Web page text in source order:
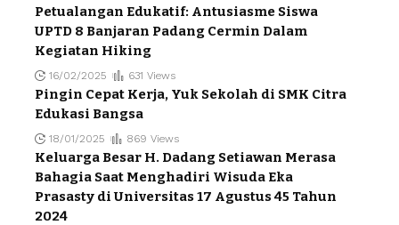
Petualangan Edukatif: Antusiasme Siswa
UPTD 8 Banjaran Padang Cermin Dalam
Kegiatan Hiking
16/02/2025 631 Views
Pingin Cepat Kerja, Yuk Sekolah di SMK Citra
Edukasi Bangsa
18/01/2025 869 Views
Keluarga Besar H. Dadang Setiawan Merasa
Bahagia Saat Menghadiri Wisuda Eka
Prasasty di Universitas 17 Agustus 45 Tahun
2024